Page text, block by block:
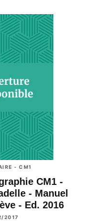
- CM1
CM1 -
- Manuel
- Ed. 2016
2017